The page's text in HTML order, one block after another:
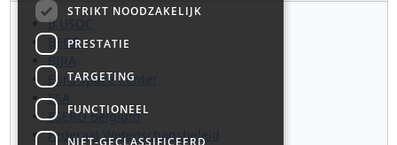
B.USOC
BEOP
BIRA
Euro Space Center
ESA
ESERO Belgium
Federaal Wetenschapsbeleid
STRIKT NOODZAKELIJK
PRESTATIE
TARGETING
FUNCTIONEEL
NIET-GECLASSIFICEERD